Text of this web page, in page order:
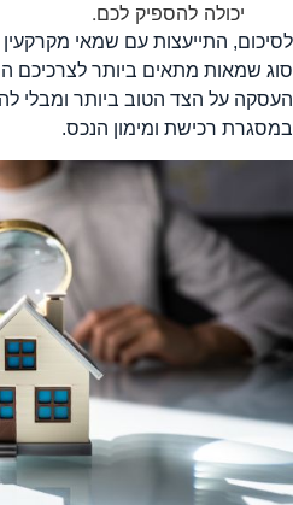
יכולה להספיק לכם.
התייעצות עם שמאי מקרקעין
שמאות מתאים ביותר לצרכיכם
על הצד הטוב ביותר ומבלי
רכישת ומימון הנכס.